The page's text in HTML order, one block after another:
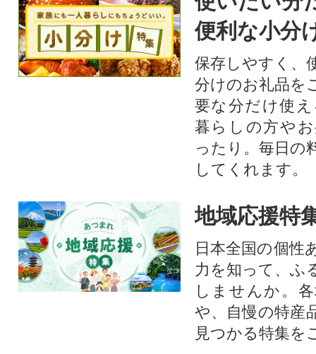
便利な小分
保存しやすく、
分けのお礼品を
要な分だけ使
暮らしの方や
ったり。毎日の
してくれます。
地域応援特
日本全国の個性
力を知って、ふ
しませんか。
や、自慢の特産
見つかる特集を